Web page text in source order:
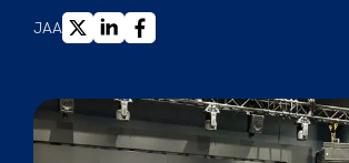
JAAX LINKEDINFACEBOOK